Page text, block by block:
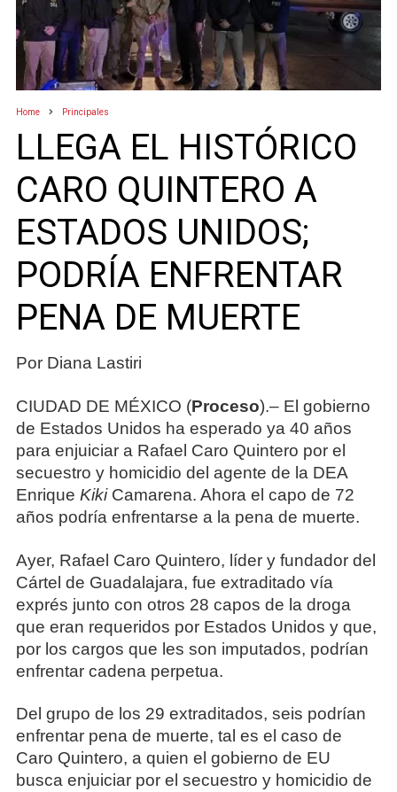
Home Principales
LLEGA EL HISTÓRICO
CARO QUINTERO A
ESTADOS UNIDOS;
PODRÍA ENFRENTAR
PENA DE MUERTE
Por Diana Lastiri
CIUDAD DE MÉXICO (Proceso).– El gobierno
de Estados Unidos ha esperado ya 40 años
para enjuiciar a Rafael Caro Quintero por el
secuestro y homicidio del agente de la DEA
Enrique KikiCamarena. Ahora el capo de 72
años podría enfrentarse a la pena de muerte.
Ayer, Rafael Caro Quintero, líder y fundador del
Cártel de Guadalajara, fue extraditado vía
exprés junto con otros 28 capos de la droga
que eran requeridos por Estados Unidos y que,
por los cargos que les son imputados, podrían
enfrentar cadena perpetua.
Del grupo de los 29 extraditados, seis podrían
enfrentar pena de muerte, tal es el caso de
Caro Quintero, a quien el gobierno de EU
busca enjuiciar por el secuestro y homicidio de